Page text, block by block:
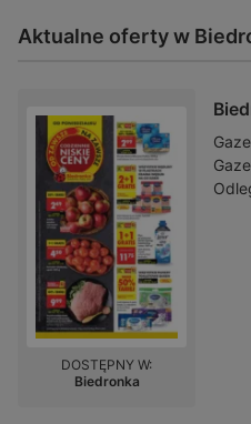
Aktualne oferty w
DOSTĘPNY W:
Biedronka